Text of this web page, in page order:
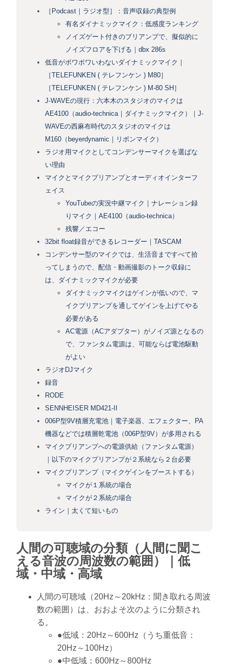
［Podcast｜ラジオ型］：音声収録の典型例
有名ダイナミックマイク：低感度ランキング
ノイズゲート付きのプリアンプで、擬似的に
ノイズフロアを下げる｜dbx 286s
低音がボワボワいわないダイナミックマイク｜
［TELEFUNKEN ( テレフンケン ) M80］
［TELEFUNKEN ( テレフンケン ) M-80 SH］
J-WAVEの現行：六本木のスタジオのマイクは
AE4100（audio-technica｜ダイナミックマイク）｜J-
WAVEの西麻布時代のスタジオのマイクは
M160（beyerdynamic｜リボンマイク）
ラジオ用マイクとしてコンデンサーマイクを選ばな
い理由
マイクとマイクプリアンプとオーディオインターフ
ェイス
YouTubeの実況中継マイク｜ナレーション録
りマイク｜AE4100（audio-technica）
残響／エコー
32bit float録音ができるレコーダー｜TASCAM
コンデンサー型のマイクでは、生活音まですべて拾
ってしまうので、配信・動画撮影のトーク収録に
は、ダイナミックマイクが必要
ダイナミックマイクはゲインが低いので、マ
イクプリアンプを通してゲインを上げてやる
必要がある
AC電源（ACアダプター）がノイズ源となるの
で、ファンタム電源は、可能ならば電池駆動
がよい
ラジオDJマイク
録音
RODE
SENNHEISER MD421-II
006P型9V積層充電池｜電子楽器、エフェクター、PA
機器などでは積層乾電池（006P型9V）が多用される
マイクプリアンプへの電源供給（ファンタム電源）
｜以下のマイクプリアンプが２系統なら２台必要
マイクプリアンプ（マイクゲインをブーストする）
マイクが１系統の場合
マイクが２系統の場合
ライン｜太くて短いもの
人間の可聴域の分類（人間に聞こ
える音波の周波数の範囲）｜低
域・中域・高域
人間の可聴域（20Hz～20kHz：聞き取れる周波
数の範囲）は、おおよそ次のように分類され
る。
●低域：20Hz～600Hz（うち重低音：
20Hz～100Hz）
●中低域：600Hz～800Hz